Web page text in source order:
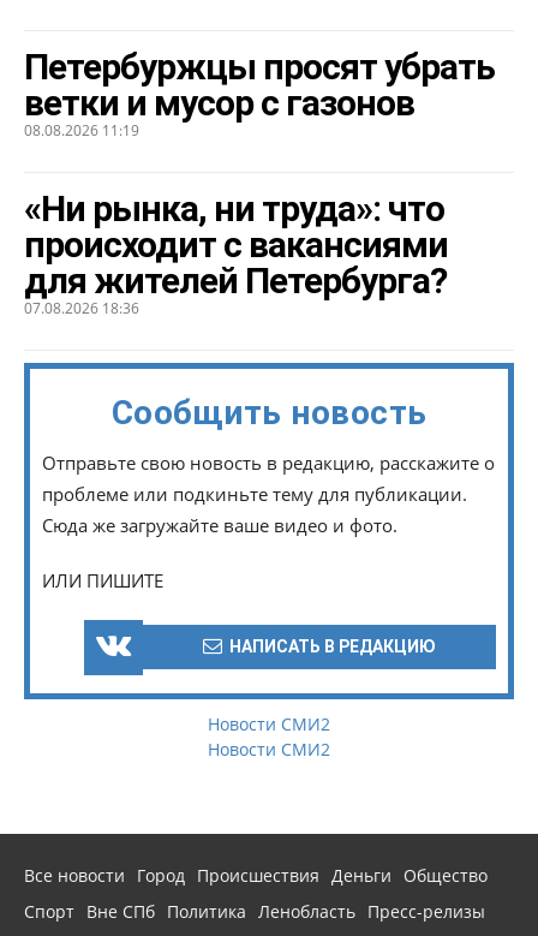
Петербуржцы просят убрать
ветки и мусор с газонов
08.08.2026 11:19
«Ни рынка, ни труда»: что
происходит с вакансиями
для жителей Петербурга?
07.08.2026 18:36
Сообщить новость
Отправьте свою новость в редакцию, расскажите о
проблеме или подкиньте тему для публикации.
Сюда же загружайте ваше видео и фото.
ИЛИ ПИШИТЕ
НАПИСАТЬ В РЕДАКЦИЮ
Новости СМИ2
Новости СМИ2
Все новости Город Происшествия Деньги
Общество
Спорт Вне СПб Политика Ленобласть Пресс-релизы